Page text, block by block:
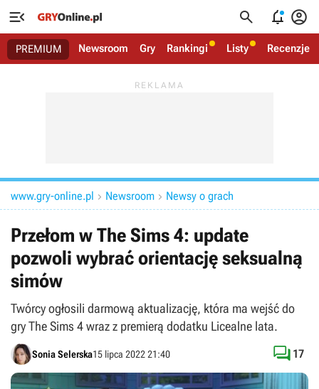
   
PREMIUM Newsroom Gry Rankingi Listy Recenzje
www.gry-online.pl  Newsroom  Newsy o grach
Przełom w The Sims 4: update
pozwoli wybrać orientację seksualną
simów
Twórcy ogłosili darmową aktualizację, która ma wejść do
gry The Sims 4 wraz z premierą dodatku Licealne lata.
Sonia Selerska15 lipca 2022 21:40  17